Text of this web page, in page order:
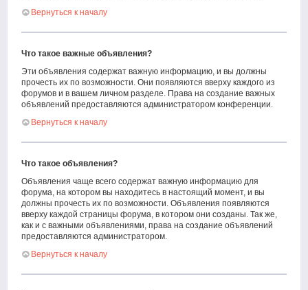
Вернуться к началу
Что такое важные объявления?
Эти объявления содержат важную информацию, и вы должны
прочесть их по возможности. Они появляются вверху каждого из
форумов и в вашем личном разделе. Права на создание важных
объявлений предоставляются администратором конференции.
Вернуться к началу
Что такое объявления?
Объявления чаще всего содержат важную информацию для
форума, на котором вы находитесь в настоящий момент, и вы
должны прочесть их по возможности. Объявления появляются
вверху каждой страницы форума, в котором они созданы. Так же,
как и с важными объявлениями, права на создание объявлений
предоставляются администратором.
Вернуться к началу